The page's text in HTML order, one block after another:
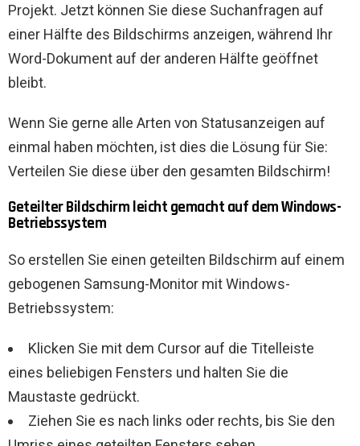
Projekt. Jetzt können Sie diese Suchanfragen auf
einer Hälfte des Bildschirms anzeigen, während Ihr
Word-Dokument auf der anderen Hälfte geöffnet
bleibt.
Wenn Sie gerne alle Arten von Statusanzeigen auf
einmal haben möchten, ist dies die Lösung für Sie:
Verteilen Sie diese über den gesamten Bildschirm!
Geteilter Bildschirm leicht gemacht auf dem Windows-
Betriebssystem
So erstellen Sie einen geteilten Bildschirm auf einem
gebogenen Samsung-Monitor mit Windows-
Betriebssystem:
Klicken Sie mit dem Cursor auf die Titelleiste
eines beliebigen Fensters und halten Sie die
Maustaste gedrückt.
Ziehen Sie es nach links oder rechts, bis Sie den